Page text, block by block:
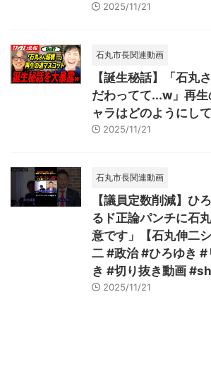
2025/11/21
石丸市長関連動画
【誕生秘話】「石
だわってて...w」再
ャラはどのようにし
2025/11/21
石丸市長関連動画
【議員定数削減】ひ
るド正論パンチに石
意です」【石丸伸二
二 #政治 #ひろゆき
き #切り抜き動画
2025/11/21